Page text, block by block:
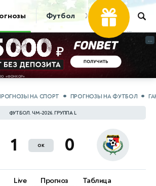
Футбол Хоккей Теннис
Фрибет
...
...
НА СПОРТ ПРОГНОЗЫ НА ФУТБОЛ
ФУТБОЛ. ЧМ-2026. ГРУППА L
1 ок 0
Live Прогноз Таблица